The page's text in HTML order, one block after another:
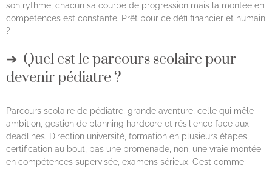
son rythme, chacun sa courbe de progression mais la montée en
compétences est constante. Prêt pour ce défi financier et humain
?
Quel est le parcours scolaire pour
devenir pédiatre ?
Parcours scolaire de pédiatre, grande aventure, celle qui mêle
ambition, gestion de planning hardcore et résilience face aux
deadlines. Direction université, formation en plusieurs étapes,
certification au bout, pas une promenade, non, une vraie montée
en compétences supervisée, examens sérieux. C’est comme